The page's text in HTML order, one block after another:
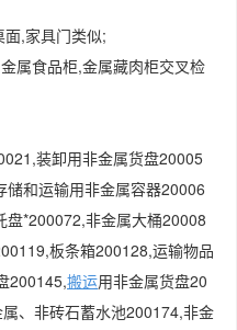
,家具门类似;
属食品柜,金属藏肉柜交叉检
装卸用非金属货盘20005
和运输用非金属容器20006
*200072,非金属大桶20008
板条箱200128,运输物品
200145,搬运用非金属货盘20
、非砖石蓄水池200174,非金